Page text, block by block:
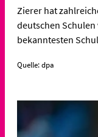
Zierer hat
deutschen
bekanntesten
Quelle: dpa